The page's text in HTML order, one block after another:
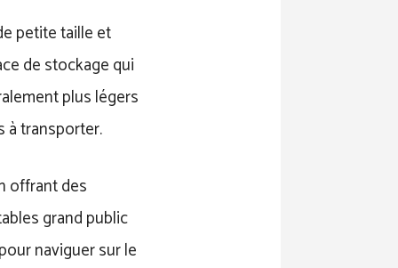
petite taille et
de stockage qui
plus légers
à transporter.
offrant des
grand public
naviguer sur le